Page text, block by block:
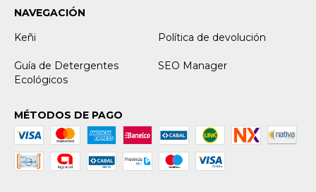
NAVEGACIÓN
Keñi
Política de devolución
Guía de Detergentes
Ecológicos
SEO Manager
MÉTODOS DE PAGO